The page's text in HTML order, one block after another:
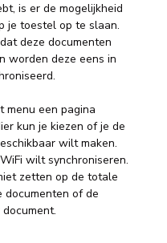
is er de mogelijkheid
je toestel op te slaan.
deze documenten
worden deze eens in
menu een pagina
kun je kiezen of je de
wilt maken.
wilt synchroniseren.
zetten op de totale
of de